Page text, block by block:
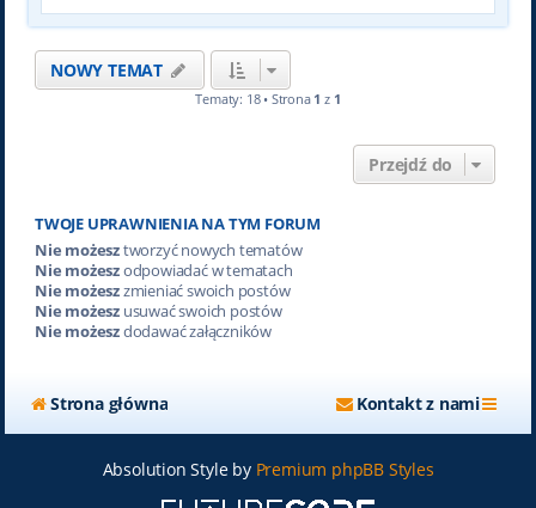
NOWY TEMAT
Tematy: 18 • Strona 1 z 1
Przejdź do
TWOJE UPRAWNIENIA NA TYM FORUM
Nie możesztworzyć nowych tematów
Nie możeszodpowiadać w tematach
Nie możeszzmieniać swoich postów
Nie możeszusuwać swoich postów
Nie możeszdodawać załączników
Strona główna Kontakt z nami
Absolution Style by Premium phpBB Styles